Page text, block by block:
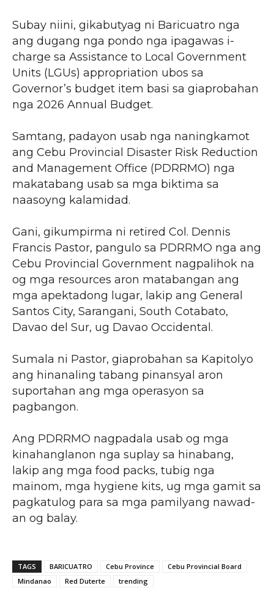
Subay niini, gikabutyag ni Baricuatro nga
ang dugang nga pondo nga ipagawas i-
charge sa Assistance to Local Government
Units (LGUs) appropriation ubos sa
Governor’s budget item basi sa giaprobahan
nga 2026 Annual Budget.
Samtang, padayon usab nga naningkamot
ang Cebu Provincial Disaster Risk Reduction
and Management Office (PDRRMO) nga
makatabang usab sa mga biktima sa
naasoyng kalamidad.
Gani, gikumpirma ni retired Col. Dennis
Francis Pastor, pangulo sa PDRRMO nga ang
Cebu Provincial Government nagpalihok na
og mga resources aron matabangan ang
mga apektadong lugar, lakip ang General
Santos City, Sarangani, South Cotabato,
Davao del Sur, ug Davao Occidental.
Sumala ni Pastor, giaprobahan sa Kapitolyo
ang hinanaling tabang pinansyal aron
suportahan ang mga operasyon sa
pagbangon.
Ang PDRRMO nagpadala usab og mga
kinahanglanon nga suplay sa hinabang,
lakip ang mga food packs, tubig nga
mainom, mga hygiene kits, ug mga gamit sa
pagkatulog para sa mga pamilyang nawad-
an og balay.
TAGS BARICUATRO Cebu Province
Cebu Provincial Board
Mindanao
Red Duterte trending